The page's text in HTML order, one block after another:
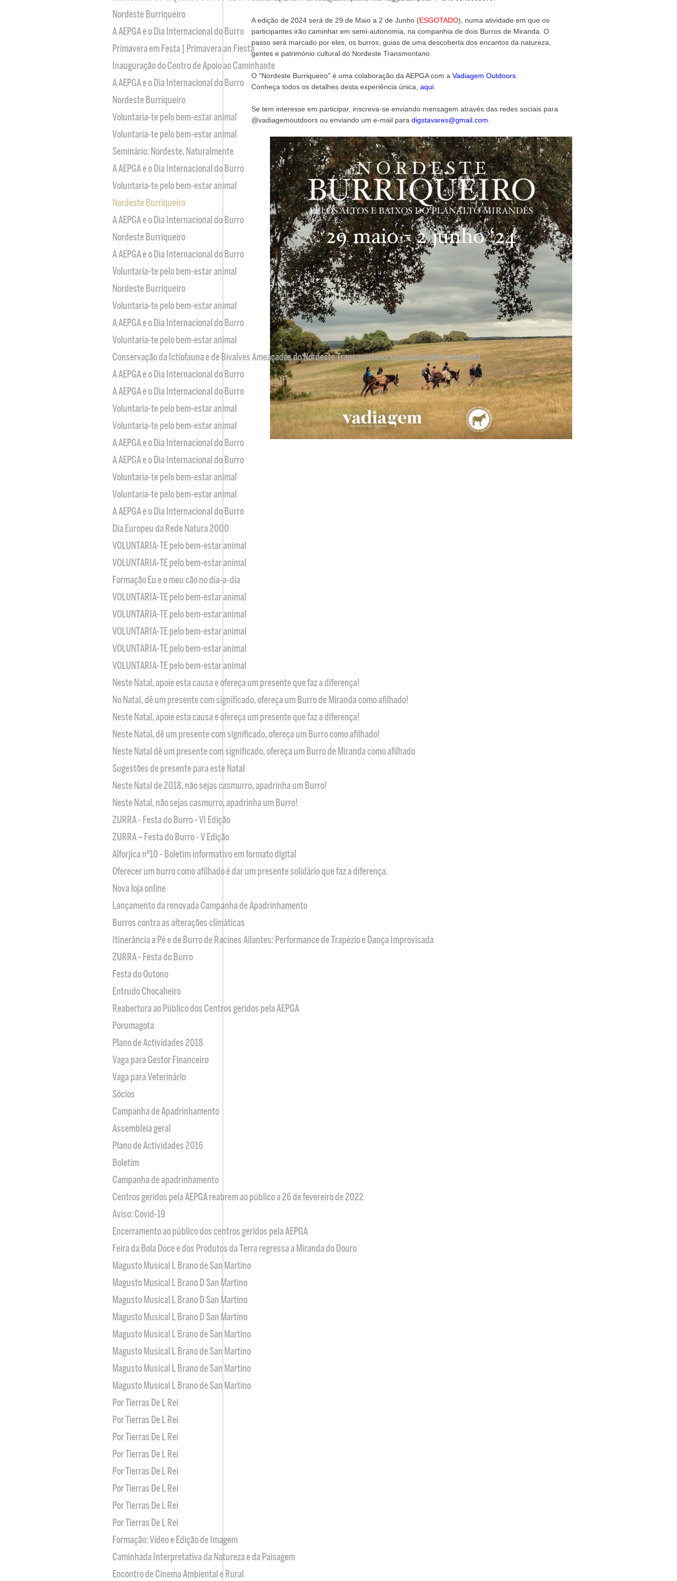
A edição de 2024 será de 29 de Maio a 2 de Junho (ESGOTADO), numa atividade em que os
participantes irão caminhar em semi-autonomia, na companhia de dois Burros de Miranda. O
passo será marcado por eles, os burros, guias de uma descoberta dos encantos da natureza,
gentes e património cultural do Nordeste Transmontano.
O "Nordeste Burriqueiro" é uma colaboração da AEPGA com a Vadiagem Outdoors
Conheça todos os detalhes desta experiência única, aqui
Se tem interesse em participar, inscreva-se enviando mensagem através das redes sociais para
@vadiagemoutdoors ou enviando um e-mail para digstavares@gmail.com.
Nordeste Burriqueiro
A AEPGA e o Dia Internacional do Burro
Primavera em Festa | Primavera an Fiesta
Inauguração do Centro de Apoio ao Caminhante
A AEPGA e o Dia Internacional do Burro
Nordeste Burriqueiro
Voluntaria-te pelo bem-estar animal
Voluntaria-te pelo bem-estar animal
Seminário: Nordeste, Naturalmente
A AEPGA e o Dia Internacional do Burro
Voluntaria-te pelo bem-estar animal
Nordeste Burriqueiro
A AEPGA e o Dia Internacional do Burro
Nordeste Burriqueiro
A AEPGA e o Dia Internacional do Burro
Voluntaria-te pelo bem-estar animal
Nordeste Burriqueiro
Voluntaria-te pelo bem-estar animal
A AEPGA e o Dia Internacional do Burro
Voluntaria-te pelo bem-estar animal
Conservação da Ictiofauna e de Bivalves Ameaçados do Nordeste Transmontano: uma abordagem integrada
A AEPGA e o Dia Internacional do Burro
A AEPGA e o Dia Internacional do Burro
Voluntaria-te pelo bem-estar animal
Voluntaria-te pelo bem-estar animal
A AEPGA e o Dia Internacional do Burro
A AEPGA e o Dia Internacional do Burro
Voluntaria-te pelo bem-estar animal
Voluntaria-te pelo bem-estar animal
A AEPGA e o Dia Internacional do Burro
Dia Europeu da Rede Natura 2000
VOLUNTARIA-TE pelo bem-estar animal
VOLUNTARIA-TE pelo bem-estar animal
Formação Eu e o meu cão no dia-a-dia
VOLUNTARIA-TE pelo bem-estar animal
VOLUNTARIA-TE pelo bem-estar animal
VOLUNTARIA-TE pelo bem-estar animal
VOLUNTARIA-TE pelo bem-estar animal
VOLUNTARIA-TE pelo bem-estar animal
Neste Natal, apoie esta causa e ofereça um presente que faz a diferença!
No Natal, dê um presente com significado, ofereça um Burro de Miranda como afilhado!
Neste Natal, apoie esta causa e ofereça um presente que faz a diferença!
Neste Natal, dê um presente com significado, ofereça um Burro como afilhado!
Neste Natal dê um presente com significado, ofereça um Burro de Miranda como afilhado
Sugestões de presente para este Natal
Neste Natal de 2018, não sejas casmurro, apadrinha um Burro!
Neste Natal, não sejas casmurro, apadrinha um Burro!
ZURRA - Festa do Burro - VI Edição
ZURRA – Festa do Burro - V Edição
Alforjica nº10 - Boletim informativo em formato digital
Oferecer um burro como afilhado é dar um presente solidário que faz a diferença.
Nova loja online
Lançamento da renovada Campanha de Apadrinhamento
Burros contra as alterações climáticas
Itinerância a Pé e de Burro de Racines Ailantes: Performance de Trapézio e Dança Improvisada
ZURRA - Festa do Burro
Festa do Outono
Entrudo Chocaheiro
Reabertura ao Público dos Centros geridos pela AEPGA
Porumagota
Plano de Actividades 2018
Vaga para Gestor Financeiro
Vaga para Veterinário
Sócios
Campanha de Apadrinhamento
Assembleia geral
Plano de Actividades 2016
Boletim
Campanha de apadrinhamento
Centros geridos pela AEPGA reabrem ao público a 26 de fevereiro de 2022
Aviso: Covid-19
Encerramento ao público dos centros geridos pela AEPGA
Feira da Bola Doce e dos Produtos da Terra regressa a Miranda do Douro
Magusto Musical L Brano de San Martino
Magusto Musical L Brano D San Martino
Magusto Musical L Brano D San Martino
Magusto Musical L Brano D San Martino
Magusto Musical L Brano de San Martino
Magusto Musical L Brano de San Martino
Magusto Musical L Brano de San Martino
Magusto Musical L Brano de San Martino
Por Tierras De L Rei
Por Tierras De L Rei
Por Tierras De L Rei
Por Tierras De L Rei
Por Tierras De L Rei
Por Tierras De L Rei
Por Tierras De L Rei
Por Tierras De L Rei
Formação: Vídeo e Edição de Imagem
Caminhada Interpretativa da Natureza e da Paisagem
Encontro de Cinema Ambiental e Rural